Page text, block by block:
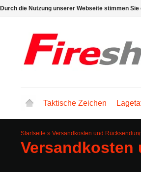
Taktische Zeichen
Startseite » Versandkosten und
Versandkosten
Durch die Nutzung unserer Webseite stimmen